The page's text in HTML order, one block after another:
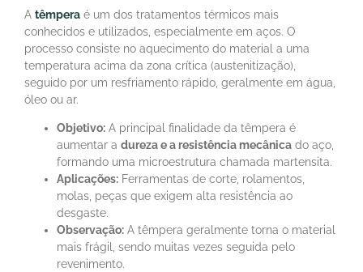
A têmpera é um dos tratamentos térmicos mais
conhecidos e utilizados, especialmente em aços. O
processo consiste no aquecimento do material a uma
temperatura acima da zona crítica (austenitização),
seguido por um resfriamento rápido, geralmente em água,
óleo ou ar.
Objetivo: A principal finalidade da têmpera é
aumentar a dureza e a resistência mecânica do aço,
formando uma microestrutura chamada martensita.
Aplicações: Ferramentas de corte, rolamentos,
molas, peças que exigem alta resistência ao
desgaste.
Observação: A têmpera geralmente torna o material
mais frágil, sendo muitas vezes seguida pelo
revenimento.